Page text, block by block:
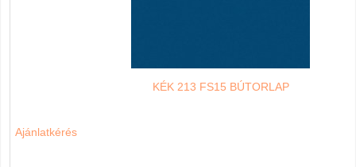
KÉK 213 FS15 BÚTORLAP
Ajánlatkérés